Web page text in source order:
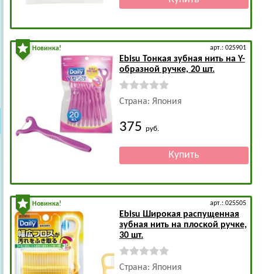
Новинка! арт.: 025901
Ebisu Тонкая зубная нить на Y-
образной ручке, 20 шт.
Страна: Япония
375 руб.
Новинка! арт.: 025505
Ebisu Широкая распущенная
зубная нить на плоской ручке,
30 шт.
Страна: Япония